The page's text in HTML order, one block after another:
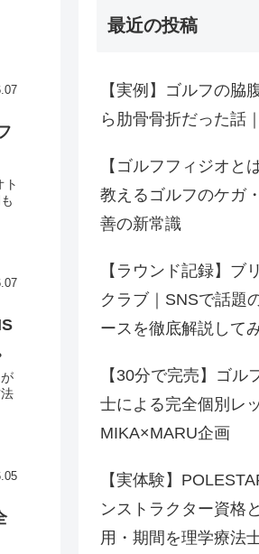
ト
最近の投稿
【実例】ゴルフの脇
ら肋骨骨折だった話
【ゴルフフィジオと
教えるゴルフのケガ
善の新常識
【ラウンド記録】ブ
クラブ｜SNSで話題
ースを徹底解説してみ
【30分で完売】ゴ
士による完全個別レ
MIKA×MARU企画
【実体験】
ンストラクター資格
用・期間を理学療法